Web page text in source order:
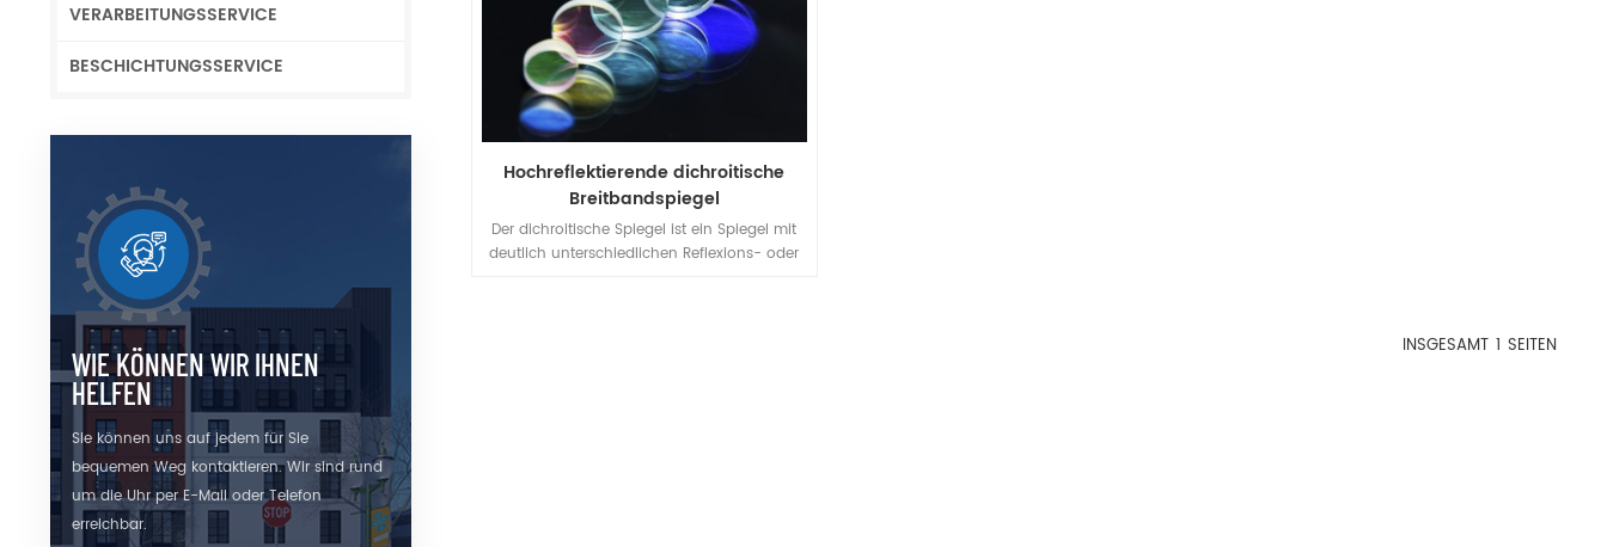
VERARBEITUNGSSERVICE
BESCHICHTUNGSSERVICE
WIE KÖNNEN WIR IHNEN
HELFEN
Sie können uns auf jedem für Sie
bequemen Weg kontaktieren. Wir sind rund
um die Uhr per E-Mail oder Telefon
erreichbar.
Hochreflektierende dichroitische
Breitbandspiegel
Der dichroitische Spiegel ist ein Spiegel mit
deutlich unterschiedlichen Reflexions- oder
INSGESAMT 1 SEITEN